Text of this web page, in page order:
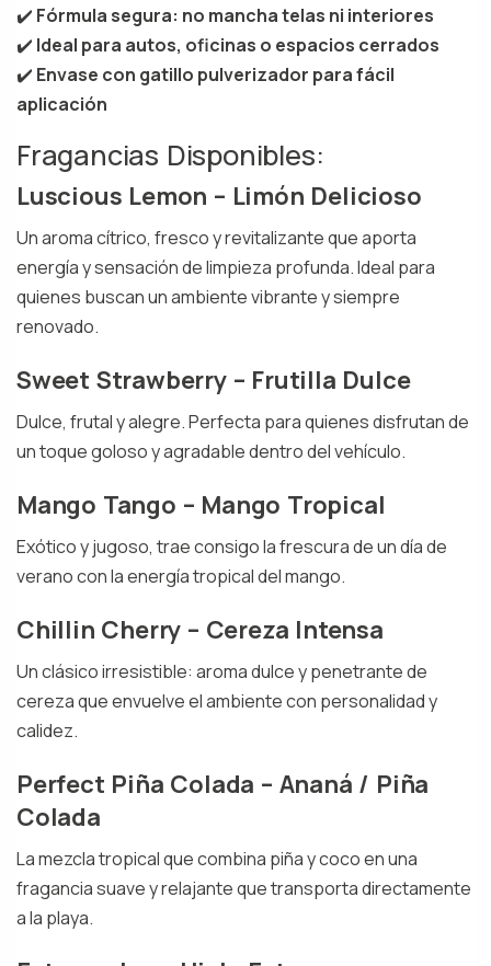
✔️ Fórmula segura: no mancha telas ni interiores
✔️ Ideal para autos, oficinas o espacios cerrados
✔️ Envase con gatillo pulverizador para fácil
aplicación
Fragancias Disponibles:
Luscious Lemon – Limón Delicioso
Un aroma cítrico, fresco y revitalizante que aporta
energía y sensación de limpieza profunda. Ideal para
quienes buscan un ambiente vibrante y siempre
renovado.
Sweet Strawberry – Frutilla Dulce
Dulce, frutal y alegre. Perfecta para quienes disfrutan de
un toque goloso y agradable dentro del vehículo.
Mango Tango – Mango Tropical
Exótico y jugoso, trae consigo la frescura de un día de
verano con la energía tropical del mango.
Chillin Cherry – Cereza Intensa
Un clásico irresistible: aroma dulce y penetrante de
cereza que envuelve el ambiente con personalidad y
calidez.
Perfect Piña Colada – Ananá / Piña
Colada
La mezcla tropical que combina piña y coco en una
fragancia suave y relajante que transporta directamente
a la playa.